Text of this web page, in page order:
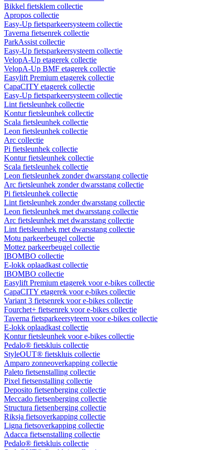
Bikkel fietsklem collectie
Apropos collectie
Easy-Up fietsparkeersysteem collectie
Taverna fietsenrek collectie
ParkAssist collectie
Easy-Up fietsparkeersysteem collectie
VelopA-Up etagerek collectie
VelopA-Up BMF etagerek collectie
Easylift Premium etagerek collectie
CapaCITY etagerek collectie
Easy-Up fietsparkeersysteem collectie
Lint fietsleunhek collectie
Kontur fietsleunhek collectie
Scala fietsleunhek collectie
Leon fietsleunhek collectie
Arc collectie
Pi fietsleunhek collectie
Kontur fietsleunhek collectie
Scala fietsleunhek collectie
Leon fietsleunhek zonder dwarsstang collectie
Arc fietsleunhek zonder dwarsstang collectie
Pi fietsleunhek collectie
Lint fietsleunhek zonder dwarsstang collectie
Leon fietsleunhek met dwarsstang collectie
Arc fietsleunhek met dwarsstang collectie
Lint fietsleunhek met dwarsstang collectie
Motu parkeerbeugel collectie
Mottez parkeerbeugel collectie
IBOMBO collectie
E-lokk oplaadkast collectie
IBOMBO collectie
Easylift Premium etagerek voor e-bikes collectie
CapaCITY etagerek voor e-bikes collectie
Variant 3 fietsenrek voor e-bikes collectie
Fourchet+ fietsenrek voor e-bikes collectie
Taverna fietsparkeersyteem voor e-bikes collectie
E-lokk oplaadkast collectie
Kontur fietsleunhek voor e-bikes collectie
Pedalo® fietskluis collectie
StyleOUT® fietskluis collectie
Amparo zonneoverkapping collectie
Paleto fietsenstalling collectie
Pixel fietsenstalling collectie
Deposito fietsenberging collectie
Meccado fietsenberging collectie
Structura fietsenberging collectie
Riksja fietsoverkapping collectie
Ligna fietsoverkapping collectie
Adacca fietsenstalling collectie
Pedalo® fietskluis collectie